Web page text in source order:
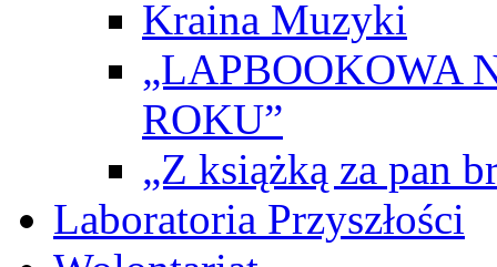
Kraina Muzyki
„LAPBOOKOWA
ROKU”
„Z książką za pan
Laboratoria Przyszłości